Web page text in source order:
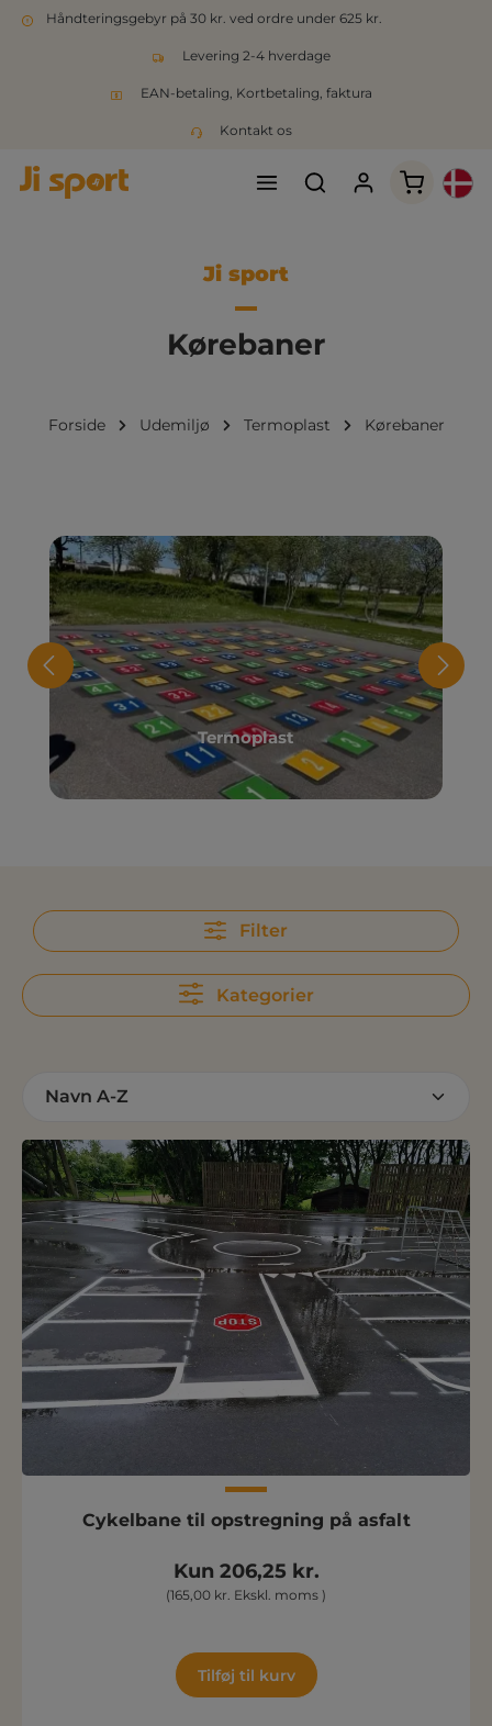
Håndteringsgebyr på 30 kr. ved ordre under 625 kr.
Levering 2-4 hverdage
EAN-betaling, Kortbetaling, faktura
Kontakt os
Ji sport
Kørebaner
Forside Udemiljø Termoplast Kørebaner
Termoplast
Filter
Kategorier
Cykelbane til opstregning på asfalt
Kun 206,25 kr.
(165,00 kr. Ekskl. moms )
Tilføj til kurv